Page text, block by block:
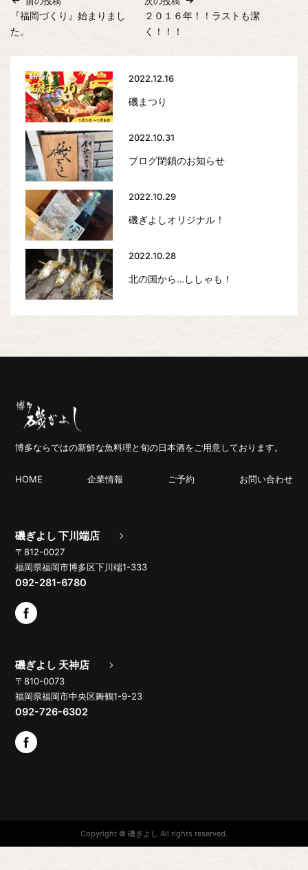
『福岡づくり』始まりまし
た。
２０１６年！！ラストも潔
く！！！
2022.12.16
磯まつり
2022.10.31
ブログ閉鎖のお知らせ
2022.10.29
磯ぎよしオリジナル！
2022.10.28
北の国から…ししゃも！
博多ならではの新鮮な魚料理と旬の日本酒をご用意しております。
HOME 企業情報 ご予約 お問い合わせ
磯ぎよし 下川端店
〒812-0027
福岡県福岡市博多区下川端1-333
092-281-6780
磯ぎよし 天神店
〒810-0073
福岡県福岡市中央区舞鶴1-9-23
092-726-6302
Copyright © 磯ぎよし All rights reserved.